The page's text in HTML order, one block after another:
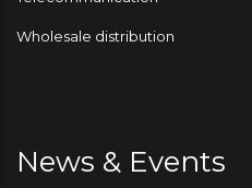
Wholesale distribution
News & Events